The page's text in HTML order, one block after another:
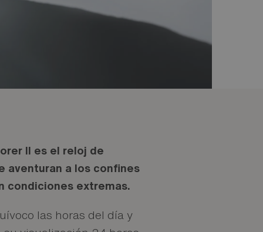
II es el reloj de
aventuran a los confines
condiciones extremas.
las horas del día y